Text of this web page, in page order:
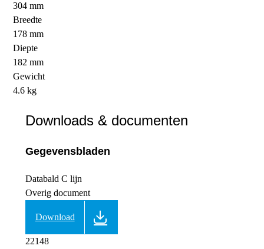
304 mm
Breedte
178 mm
Diepte
182 mm
Gewicht
4.6 kg
Downloads & documenten
Gegevensbladen
Databald C lijn
Overig document
Download
22148